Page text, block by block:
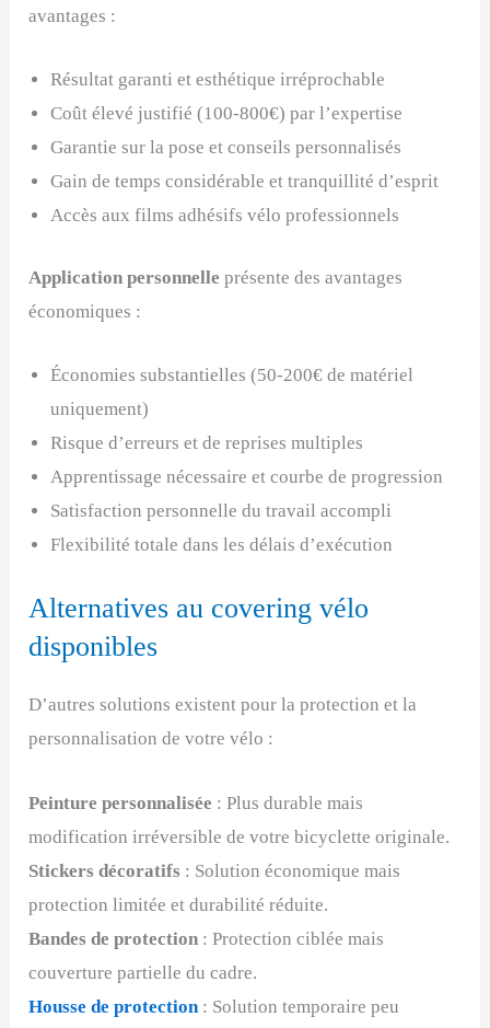
avantages :
Résultat garanti et esthétique irréprochable
Coût élevé justifié (100-800€) par l’expertise
Garantie sur la pose et conseils personnalisés
Gain de temps considérable et tranquillité d’esprit
Accès aux films adhésifs vélo professionnels
Application personnelle présente des avantages
économiques :
Économies substantielles (50-200€ de matériel
uniquement)
Risque d’erreurs et de reprises multiples
Apprentissage nécessaire et courbe de progression
Satisfaction personnelle du travail accompli
Flexibilité totale dans les délais d’exécution
Alternatives au covering vélo
disponibles
D’autres solutions existent pour la protection et la
personnalisation de votre vélo :
Peinture personnalisée : Plus durable mais
modification irréversible de votre bicyclette originale.
Stickers décoratifs : Solution économique mais
protection limitée et durabilité réduite.
Bandes de protection : Protection ciblée mais
couverture partielle du cadre.
Housse de protection : Solution temporaire peu